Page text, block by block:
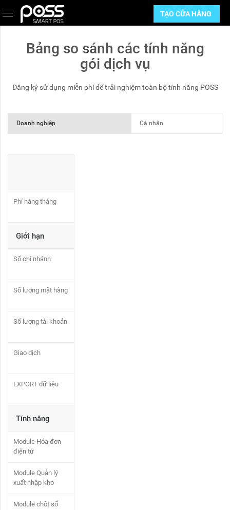
TẠO CỬA HÀNG
Bảng so sánh các tính năng
gói dịch vụ
Đăng ký sử dụng miễn phí để trải nghiệm toàn bộ tính năng POSS
Doanh nghiệp Cá nhân
Phí hàng tháng
Giới hạn
Số chi nhánh
Số lượng mặt hàng
Số lượng tài khoản
Giao dịch
EXPORT dữ liệu
Tính năng
Module Hóa đơn
điện tử
Module Quản lý
xuất nhập kho
Module chốt sổ